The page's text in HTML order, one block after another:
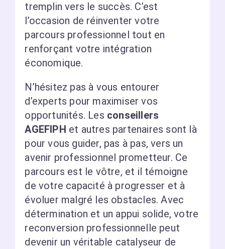
tremplin vers le succès. C’est
l’occasion de réinventer votre
parcours professionnel tout en
renforçant votre intégration
économique.
N’hésitez pas à vous entourer
d’experts pour maximiser vos
opportunités. Les conseillers
AGEFIPH et autres partenaires sont là
pour vous guider, pas à pas, vers un
avenir professionnel prometteur. Ce
parcours est le vôtre, et il témoigne
de votre capacité à progresser et à
évoluer malgré les obstacles. Avec
détermination et un appui solide, votre
reconversion professionnelle peut
devenir un véritable catalyseur de